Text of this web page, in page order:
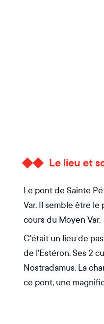
Le lieu et
Le pont de Sainte
Var. Il semble être
cours du Moyen Var.
C'était un lieu de
de l'Estéron. Ses 2
Nostradamus. La
ce pont, une